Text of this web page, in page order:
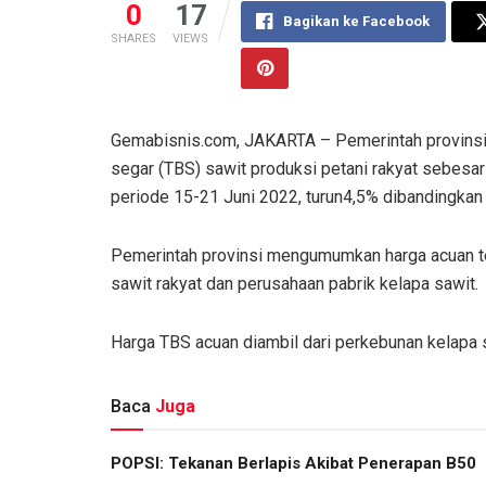
0
SHARES
17
VIEWS
Bagikan ke Facebook
Gemabisnis.com, JAKARTA – Pemerintah
segar (TBS) sawit produksi petani rakyat
periode 15-21 Juni 2022, turun4,5%
Pemerintah provinsi mengumumkan harga
sawit rakyat dan perusahaan pabrik kelapa sawit.
Harga TBS acuan diambil dari perkebunan
Baca Juga
POPSI: Tekanan Berlapis Akibat Penerapan B50